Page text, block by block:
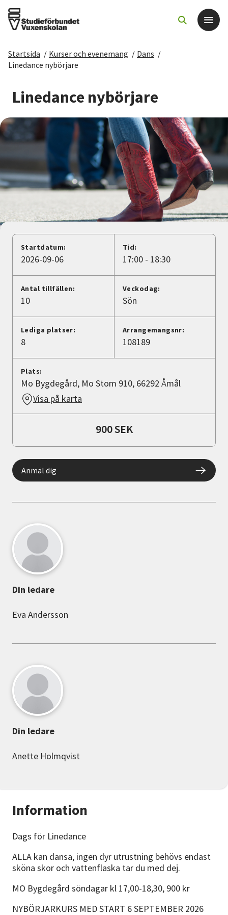
Det här gör vi
För dig som
Sök kurser och evenemang
Starta studiecirkel
Nyheter
Avdelningar
Lyssna
Startsida / Kurser och evenemang / Dans /
Linedance nybörjare
Linedance nybörjare
Information
Dags för Linedance
ALLA kan dansa, ingen dyr utrustning behövs endast
sköna skor och vattenflaska tar du med dej.
MO Bygdegård söndagar kl 17,00-18,30, 900 kr
NYBÖRJARKURS MED START 6 SEPTEMBER 2026
Startdatum:
2026-09-06
Tid:
17:00 - 18:30
Antal tillfällen:
10
Veckodag:
Sön
Lediga platser:
8
Arrangemangsnr:
108189
Plats:
Mo Bygdegård, Mo Stom 910, 66292 Åmål
Visa på karta
900 SEK
Anmäl dig
Din ledare
Eva Andersson
Din ledare
Anette Holmqvist